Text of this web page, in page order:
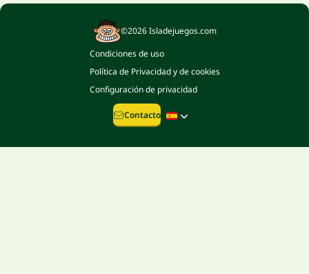
©2026 Isladejuegos.com
Condiciones de uso
Política de Privacidad y de cookies
Configuración de privacidad
Contacto